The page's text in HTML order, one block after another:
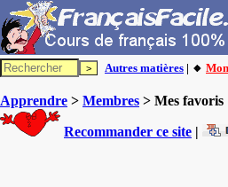
Autres matières | 🔸
Apprendre > Membres > Mes favoris
Recommander ce site |